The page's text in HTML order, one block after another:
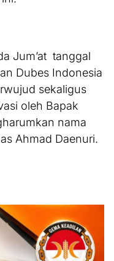
Jum’at tanggal
Dubes Indonesia
sekaligus
oleh Bapak
nama
Ahmad Daenuri.